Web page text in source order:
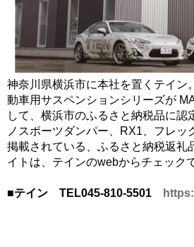
神奈川県横浜市に本社を置くテイン
動車用サスペンションシリーズが
して、横浜市のふるさと納税品に認
ノスポーツダンパー、RX1、フレッ
掲載されている、ふるさと納税返礼
イトは、テインのwebからチェック
■テイン TEL045-810-5501